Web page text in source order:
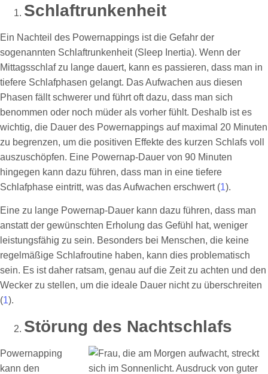
Schlaftrunkenheit
Ein Nachteil des Powernappings ist die Gefahr der
sogenannten Schlaftrunkenheit (Sleep Inertia). Wenn der
Mittagsschlaf zu lange dauert, kann es passieren, dass man in
tiefere Schlafphasen gelangt. Das Aufwachen aus diesen
Phasen fällt schwerer und führt oft dazu, dass man sich
benommen oder noch müder als vorher fühlt. Deshalb ist es
wichtig, die Dauer des Powernappings auf maximal 20 Minuten
zu begrenzen, um die positiven Effekte des kurzen Schlafs voll
auszuschöpfen. Eine Powernap-Dauer von 90 Minuten
hingegen kann dazu führen, dass man in eine tiefere
Schlafphase eintritt, was das Aufwachen erschwert (1).
Eine zu lange Powernap-Dauer kann dazu führen, dass man
anstatt der gewünschten Erholung das Gefühl hat, weniger
leistungsfähig zu sein. Besonders bei Menschen, die keine
regelmäßige Schlafroutine haben, kann dies problematisch
sein. Es ist daher ratsam, genau auf die Zeit zu achten und den
Wecker zu stellen, um die ideale Dauer nicht zu überschreiten
(1).
Störung des Nachtschlafs
Powernapping
kann den